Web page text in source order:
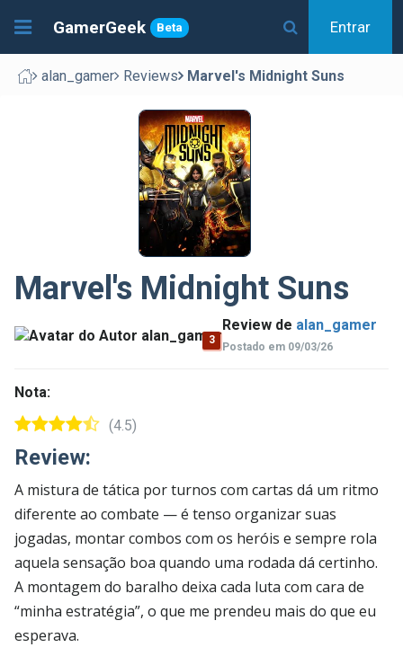
GamerGeek Beta Entrar
alan_gamer Reviews Marvel's Midnight Suns
Marvel's Midnight Suns
3
Review de alan_gamer
Postado em 09/03/26
Nota:
(4.5)
Review:
A mistura de tática por turnos com cartas dá um ritmo
diferente ao combate — é tenso organizar suas
jogadas, montar combos com os heróis e sempre rola
aquela sensação boa quando uma rodada dá certinho.
A montagem do baralho deixa cada luta com cara de
“minha estratégia”, o que me prendeu mais do que eu
esperava.